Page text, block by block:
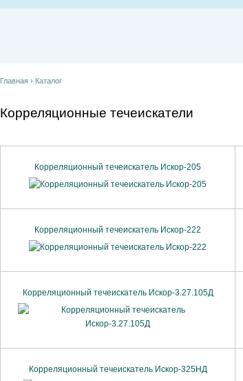
Главная › Каталог
Корреляционные течеискатели
Корреляционный течеискатель Искор-205
Корреляционный течеискатель Искор-222
Корреляционный течеискатель Искор-3.27.105Д
Корреляционный течеискатель Искор-325НД